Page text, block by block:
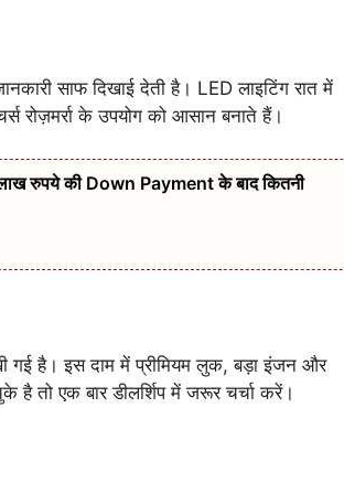
साफ दिखाई देती है। LED लाइटिंग रात में
रोज़मर्रा के उपयोग को आसान बनाते हैं।
रुपये की Down Payment के बाद कितनी
है। इस दाम में प्रीमियम लुक, बड़ा इंजन और
तो एक बार डीलर्शिप में जरूर चर्चा करें।